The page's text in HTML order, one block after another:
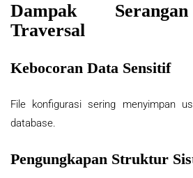
Dampak
Traversal
Kebocoran Data Sensitif
File konfigurasi sering menyimpan
database.
Pengungkapan Struktur